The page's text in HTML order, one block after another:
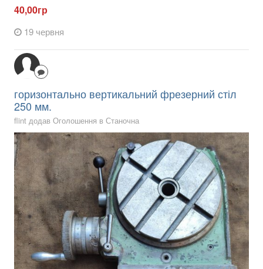
40,00гр
19 червня
горизонтально вертикальний фрезерний стіл
250 мм.
flint додав Оголошення в Станочна